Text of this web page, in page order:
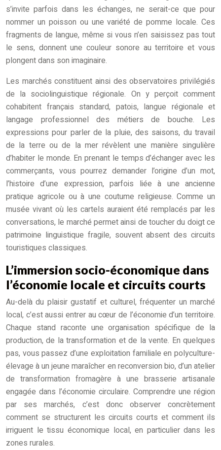
s’invite parfois dans les échanges, ne serait-ce que pour
nommer un poisson ou une variété de pomme locale. Ces
fragments de langue, même si vous n’en saisissez pas tout
le sens, donnent une couleur sonore au territoire et vous
plongent dans son imaginaire.
Les marchés constituent ainsi des observatoires privilégiés
de la sociolinguistique régionale. On y perçoit comment
cohabitent français standard, patois, langue régionale et
langage professionnel des métiers de bouche. Les
expressions pour parler de la pluie, des saisons, du travail
de la terre ou de la mer révèlent une manière singulière
d’habiter le monde. En prenant le temps d’échanger avec les
commerçants, vous pourrez demander l’origine d’un mot,
l’histoire d’une expression, parfois liée à une ancienne
pratique agricole ou à une coutume religieuse. Comme un
musée vivant où les cartels auraient été remplacés par les
conversations, le marché permet ainsi de toucher du doigt ce
patrimoine linguistique fragile, souvent absent des circuits
touristiques classiques.
L’immersion socio-économique dans
l’économie locale et circuits courts
Au-delà du plaisir gustatif et culturel, fréquenter un marché
local, c’est aussi entrer au cœur de l’économie d’un territoire.
Chaque stand raconte une organisation spécifique de la
production, de la transformation et de la vente. En quelques
pas, vous passez d’une exploitation familiale en polyculture-
élevage à un jeune maraîcher en reconversion bio, d’un atelier
de transformation fromagère à une brasserie artisanale
engagée dans l’économie circulaire. Comprendre une région
par ses marchés, c’est donc observer concrètement
comment se structurent les circuits courts et comment ils
irriguent le tissu économique local, en particulier dans les
zones rurales.